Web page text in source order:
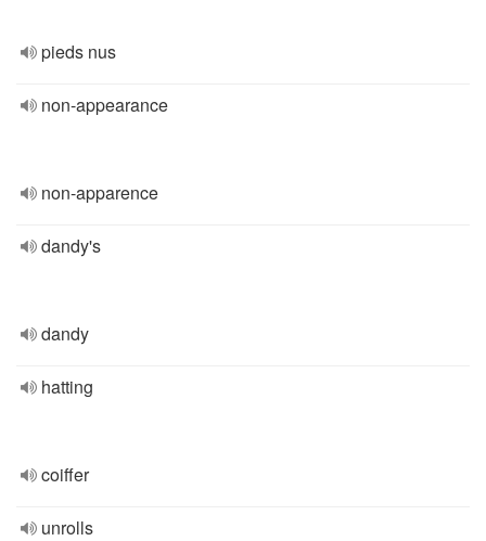
pieds nus
non-appearance
non-apparence
dandy's
dandy
hatting
coiffer
unrolls